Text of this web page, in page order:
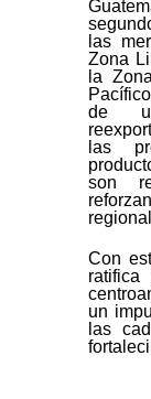
las
Zona
la
de
las
son
Con
ratifica
un
las